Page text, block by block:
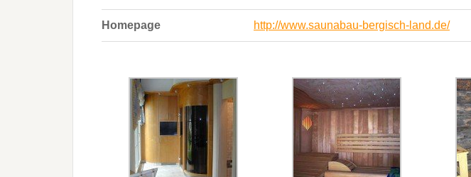
Homepage http://www.saunabau-bergisch-land.de/